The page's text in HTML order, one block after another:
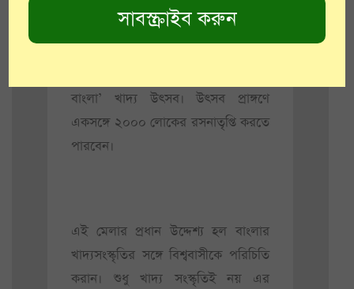
মেলায় এসেছিলেন। ২০১৬ সালে তার
সংখ্যা দাঁড়ায় প্রায় ২ লক্ষের কাছাকাছি।
বাংলা’ খাদ্য উৎসব। উৎসব প্রাঙ্গণে
একসঙ্গে ২০০০ লোকের রসনাতৃপ্তি করতে
পারবেন।
এই মেলার প্রধান উদ্দেশ্য হল বাংলার
খাদ্যসংস্কৃতির সঙ্গে বিশ্ববাসীকে পরিচিতি
করান। শুধু খাদ্য সংস্কৃতিই নয় এর